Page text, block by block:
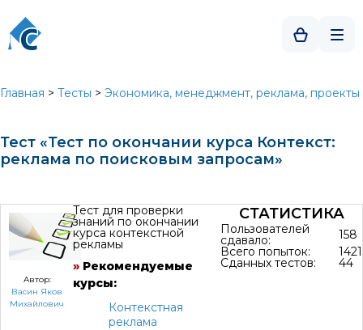
Главная > Тесты > Экономика, менеджмент, реклама, проекты
Тест «Тест по окончании курса Контекст:
реклама по поисковым запросам»
Автор:
Васин Яков
Михайлович
Тест для проверки
знаний по окончании
курса контекстной
рекламы
» Рекомендуемые
курсы:
Контекстная
реклама
СТАТИСТИКА
Пользователей
сдавало:
158
Всего попыток:
1421
Сданных тестов: 44